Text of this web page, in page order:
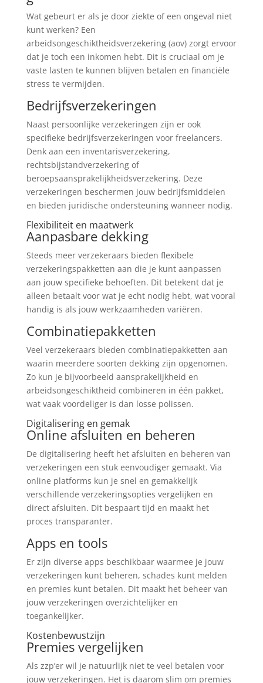
Wat gebeurt er als je door ziekte of een ongeval niet
kunt werken? Een
arbeidsongeschiktheidsverzekering (aov) zorgt ervoor
dat je toch een inkomen hebt. Dit is cruciaal om je
vaste lasten te kunnen blijven betalen en financiële
stress te vermijden.
Bedrijfsverzekeringen
Naast persoonlijke verzekeringen zijn er ook
specifieke bedrijfsverzekeringen voor freelancers.
Denk aan een inventarisverzekering,
rechtsbijstandverzekering of
beroepsaansprakelijkheidsverzekering. Deze
verzekeringen beschermen jouw bedrijfsmiddelen
en bieden juridische ondersteuning wanneer nodig.
Flexibiliteit en maatwerk
Aanpasbare dekking
Steeds meer verzekeraars bieden flexibele
verzekeringspakketten aan die je kunt aanpassen
aan jouw specifieke behoeften. Dit betekent dat je
alleen betaalt voor wat je echt nodig hebt, wat vooral
handig is als jouw werkzaamheden variëren.
Combinatiepakketten
Veel verzekeraars bieden combinatiepakketten aan
waarin meerdere soorten dekking zijn opgenomen.
Zo kun je bijvoorbeeld aansprakelijkheid en
arbeidsongeschiktheid combineren in één pakket,
wat vaak voordeliger is dan losse polissen.
Digitalisering en gemak
Online afsluiten en beheren
De digitalisering heeft het afsluiten en beheren van
verzekeringen een stuk eenvoudiger gemaakt. Via
online platforms kun je snel en gemakkelijk
verschillende verzekeringsopties vergelijken en
direct afsluiten. Dit bespaart tijd en maakt het
proces transparanter.
Apps en tools
Er zijn diverse apps beschikbaar waarmee je jouw
verzekeringen kunt beheren, schades kunt melden
en premies kunt betalen. Dit maakt het beheer van
jouw verzekeringen overzichtelijker en
toegankelijker.
Kostenbewustzijn
Premies vergelijken
Als zzp’er wil je natuurlijk niet te veel betalen voor
jouw verzekeringen. Het is daarom slim om premies